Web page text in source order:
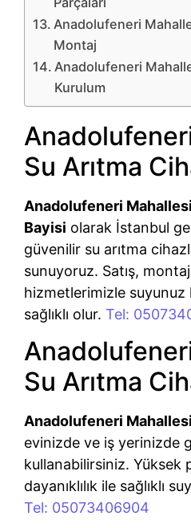
Anadolufeneri
Montaj
Anadolufeneri
Kurulum
Su Arıtma
Anadolufeneri Mahallesi
Bayisi olarak İstanbul
güvenilir su arıtma
sunuyoruz. Satış,
hizmetlerimizle
sağlıklı olur. Tel:
Su Arıtma
Anadolufeneri Mahallesi
evinizde ve iş yerinizde
kullanabilirsiniz. Yüksek
dayanıklılık ile sağlıklı
Tel: 05073406904